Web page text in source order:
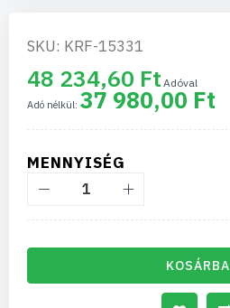
SKU: KRF-15331
48 234,60 Ft
37 980,00 Ft
MENNYISÉG
KOSÁRBA